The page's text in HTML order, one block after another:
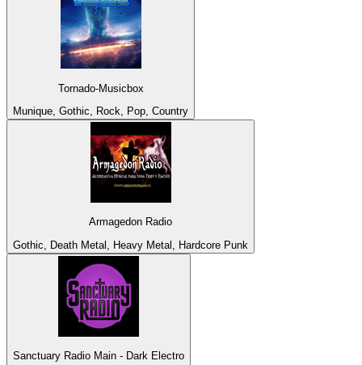
Tornado-Musicbox
Munique, Gothic, Rock, Pop, Country
Armagedon Radio
Gothic, Death Metal, Heavy Metal, Hardcore Punk
Sanctuary Radio Main - Dark Electro